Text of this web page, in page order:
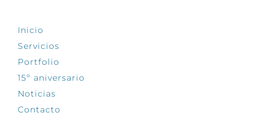
Inicio
Servicios
Portfolio
15º aniversario
Noticias
Contacto